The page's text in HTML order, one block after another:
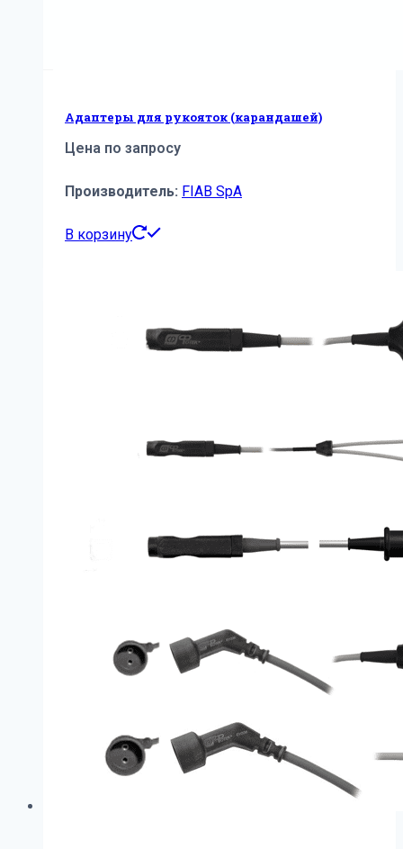
Адаптеры для рукояток (карандашей)
Цена по запросу
Производитель: FIAB SpA
В корзину